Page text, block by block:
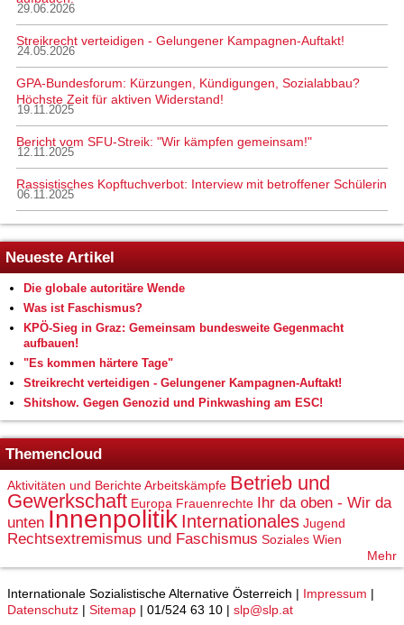
29.06.2026
Streikrecht verteidigen - Gelungener Kampagnen-Auftakt!
24.05.2026
GPA-Bundesforum: Kürzungen, Kündigungen, Sozialabbau?
Höchste Zeit für aktiven Widerstand!
19.11.2025
Bericht vom SFU-Streik: "Wir kämpfen gemeinsam!"
12.11.2025
Rassistisches Kopftuchverbot: Interview mit betroffener Schülerin
06.11.2025
Neueste Artikel
Die globale autoritäre Wende
Was ist Faschismus?
KPÖ-Sieg in Graz: Gemeinsam bundesweite Gegenmacht
aufbauen!
"Es kommen härtere Tage"
Streikrecht verteidigen - Gelungener Kampagnen-Auftakt!
Shitshow. Gegen Genozid und Pinkwashing am ESC!
Themencloud
Aktivitäten und BerichteArbeitskämpfe Betrieb und
Gewerkschaft Europa Frauenrechte Ihr da oben - Wir da
unten Innenpolitik Internationales Jugend
Rechtsextremismus und Faschismus Soziales Wien
Mehr
Internationale Sozialistische Alternative Österreich | Impressum |
Datenschutz | Sitemap | 01/524 63 10 | slp@slp.at